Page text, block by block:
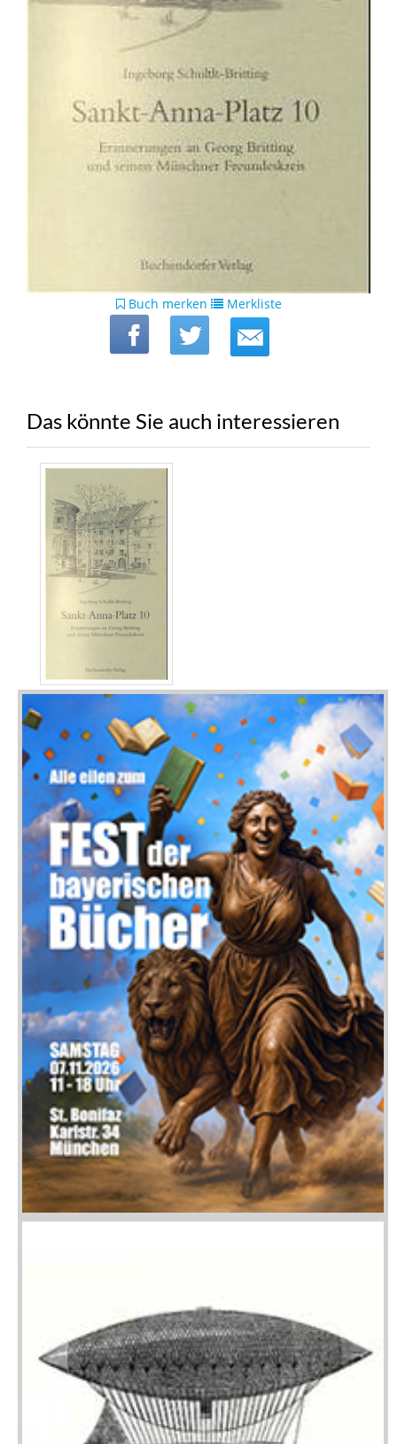
Buch merken Merkliste
Das könnte Sie auch interessieren